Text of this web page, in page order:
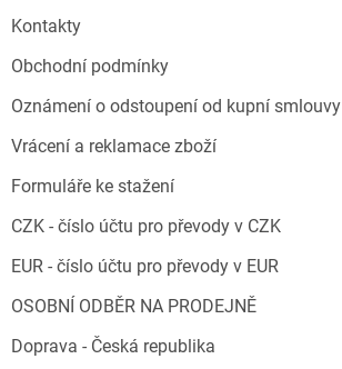
Kontakty
Obchodní podmínky
Oznámení o odstoupení od kupní smlouvy
Vrácení a reklamace zboží
Formuláře ke stažení
CZK - číslo účtu pro převody v CZK
EUR - číslo účtu pro převody v EUR
OSOBNÍ ODBĚR NA PRODEJNĚ
Doprava - Česká republika